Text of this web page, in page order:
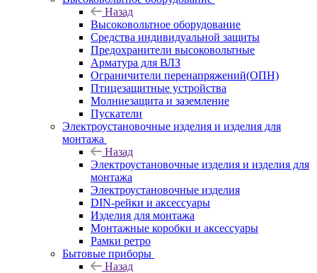
Назад
Высоковольтное оборудование
Средства индивидуальной защиты
Предохранители высоковольтные
Арматура для ВЛЗ
Ограничители перенапряжений(ОПН)
Птицезащитные устройства
Молниезащита и заземление
Пускатели
Электроустановочные изделия и изделия для
монтажа
Назад
Электроустановочные изделия и изделия для
монтажа
Электроустановочные изделия
DIN-рейки и аксессуары
Изделия для монтажа
Монтажные коробки и аксессуары
Рамки ретро
Бытовые приборы
Назад